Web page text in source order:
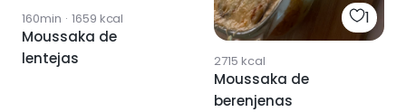
160min · 1659 kcal
Moussaka de
lentejas
1
2715 kcal
Moussaka de
berenjenas